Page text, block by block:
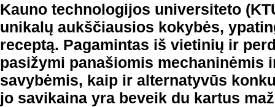
Kauno technologijos universiteto
unikalų aukščiausios kokybės,
receptą. Pagamintas iš vietinių ir
pasižymi panašiomis mechaninėmis
savybėmis, kaip ir alternatyvūs
jo savikaina yra beveik du kartus